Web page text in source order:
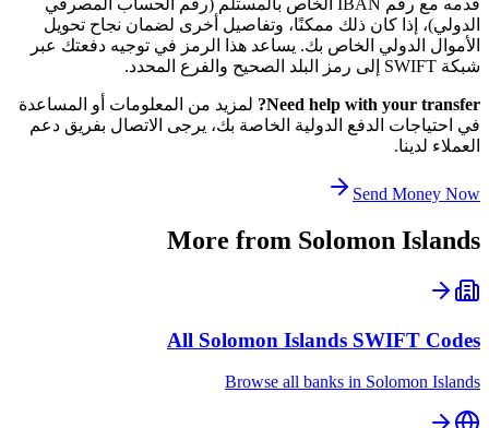
قدمه مع رقم IBAN الخاص بالمستلم (رقم الحساب المصرفي
الدولي)، إذا كان ذلك ممكنًا، وتفاصيل أخرى لضمان نجاح تحويل
الأموال الدولي الخاص بك. يساعد هذا الرمز في توجيه دفعتك عبر
شبكة SWIFT إلى رمز البلد الصحيح والفرع المحدد.
Need help with your transfer?
لمزيد من المعلومات أو المساعدة
في احتياجات الدفع الدولية الخاصة بك، يرجى الاتصال بفريق دعم
العملاء لدينا.
Send Money Now
More from Solomon Islands
All Solomon Islands SWIFT Codes
Browse all banks in Solomon Islands